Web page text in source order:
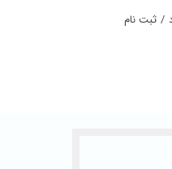
/ ثبت نام